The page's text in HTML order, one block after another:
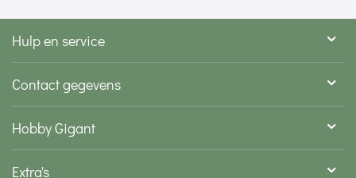
Hulp en service
Contact gegevens
Hobby Gigant
Extra's